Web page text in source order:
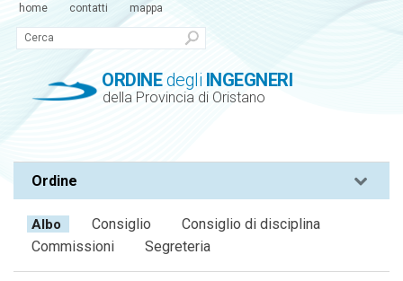
ORDINEdegli INGEGNERI
della Provincia di Oristano
home contatti mappa
Ordine
Albo Consiglio
Consiglio di disciplina
Commissioni
Segreteria